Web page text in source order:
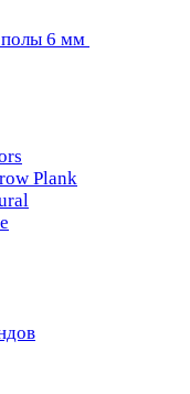
полы 6 мм
Plank